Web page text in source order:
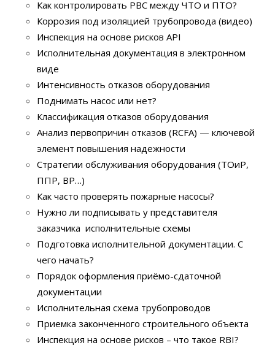
Как контролировать РВС между ЧТО и ПТО?
Коррозия под изоляцией трубопровода (видео)
Инспекция на основе рисков API
Исполнительная документация в электронном
виде
Интенсивность отказов оборудования
Поднимать насос или нет?
Классификация отказов оборудования
Анализ первопричин отказов (RCFA) — ключевой
элемент повышения надежности
Стратегии обслуживания оборудования (ТОиР,
ППР, ВР…)
Как часто проверять пожарные насосы?
Нужно ли подписывать у представителя
заказчика исполнительные схемы
Подготовка исполнительной документации. С
чего начать?
Порядок оформления приёмо-сдаточной
документации
Исполнительная схема трубопроводов
Приемка законченного строительного объекта
Инспекция на основе рисков – что такое RBI?